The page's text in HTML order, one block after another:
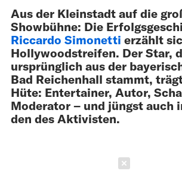
Aus der Kleinstadt auf die
Showbühne: Die
Riccardo Simonetti erzählt
Hollywoodstreifen. Der Star,
ursprünglich aus der
Bad Reichenhall stammt,
Hüte: Entertainer, Autor,
Moderator – und jüngst auch
den des Aktivisten.